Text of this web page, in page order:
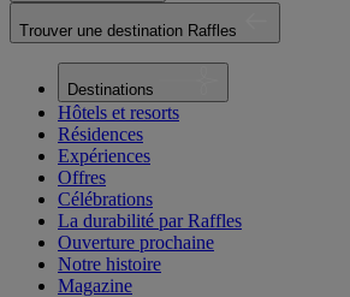
Trouver une destination Raffles
Destinations
Hôtels et resorts
Résidences
Expériences
Offres
Célébrations
La durabilité par Raffles
Ouverture prochaine
Notre histoire
Magazine